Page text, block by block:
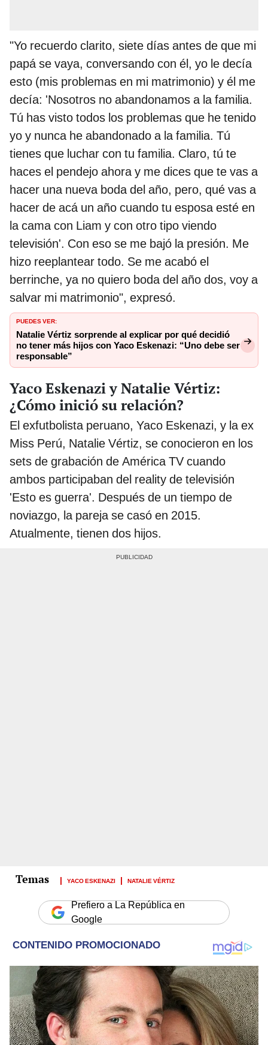
"Yo recuerdo clarito, siete días antes de que mi
papá se vaya, conversando con él, yo le decía
esto (mis problemas en mi matrimonio) y él me
decía: 'Nosotros no abandonamos a la familia.
Tú has visto todos los problemas que he tenido
yo y nunca he abandonado a la familia. Tú
tienes que luchar con tu familia. Claro, tú te
haces el pendejo ahora y me dices que te vas a
hacer una nueva boda del año, pero, qué vas a
hacer de acá un año cuando tu esposa esté en
la cama con Liam y con otro tipo viendo
televisión'. Con eso se me bajó la presión. Me
hizo reeplantear todo. Se me acabó el
berrinche, ya no quiero boda del año dos, voy a
salvar mi matrimonio", expresó.
PUEDES VER:
Natalie Vértiz sorprende al explicar por qué decidió
no tener más hijos con Yaco Eskenazi: “Uno debe ser
responsable”
Yaco Eskenazi y Natalie Vértiz:
¿Cómo inició su relación?
El exfutbolista peruano, Yaco Eskenazi, y la ex
Miss Perú, Natalie Vértiz, se conocieron en los
sets de grabación de América TV cuando
ambos participaban del reality de televisión
'Esto es guerra'. Después de un tiempo de
noviazgo, la pareja se casó en 2015.
Atualmente, tienen dos hijos.
YACO ESKENAZI NATALIE VÉRTIZ
Prefiero a La República en
Google